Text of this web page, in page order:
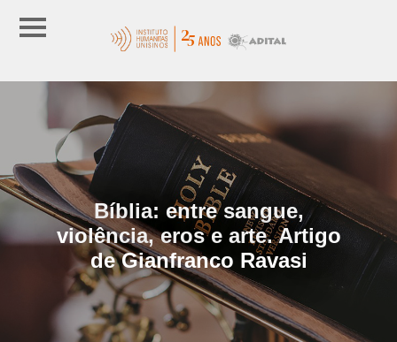
Bíblia: entre sangue,
violência, eros e arte. Artigo
de Gianfranco Ravasi